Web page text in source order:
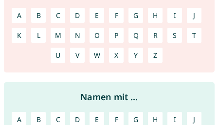
A B C D E F G H I J
K L M N O P Q R S T
U V W X Y Z
Namen mit ...
A B C D E F G H I J